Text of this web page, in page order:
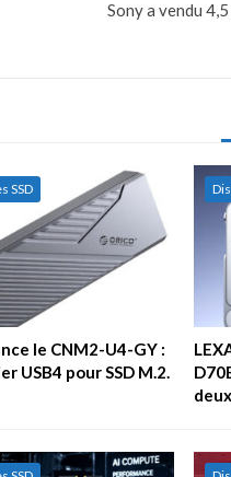
Sony a vendu
SSD
le CNM2-U4-GY :
USB4 pour SSD M.2.